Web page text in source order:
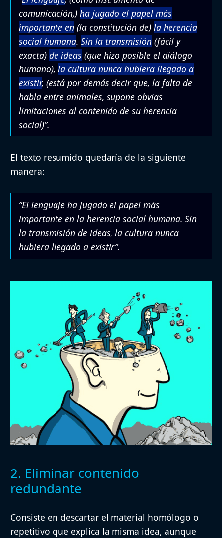
comunicación,) ha jugado el papel más
importante en (la constitución de) la herencia
social humana. Sin la transmisión (fácil y
exacta) de ideas (que hizo posible el diálogo
humano), la cultura nunca hubiera llegado a
existir, (está por demás decir que, la falta de
habla entre animales, supone obvias
limitaciones al contenido de su herencia
social)”.
El texto resumido quedaría de la siguiente
manera:
“El lenguaje ha jugado el papel más
importante en la herencia social humana. Sin
la transmisión de ideas, la cultura nunca
hubiera llegado a existir”.
2. Eliminar contenido
redundante
Consiste en descartar el material homólogo o
repetitivo que explica la misma idea, aunque